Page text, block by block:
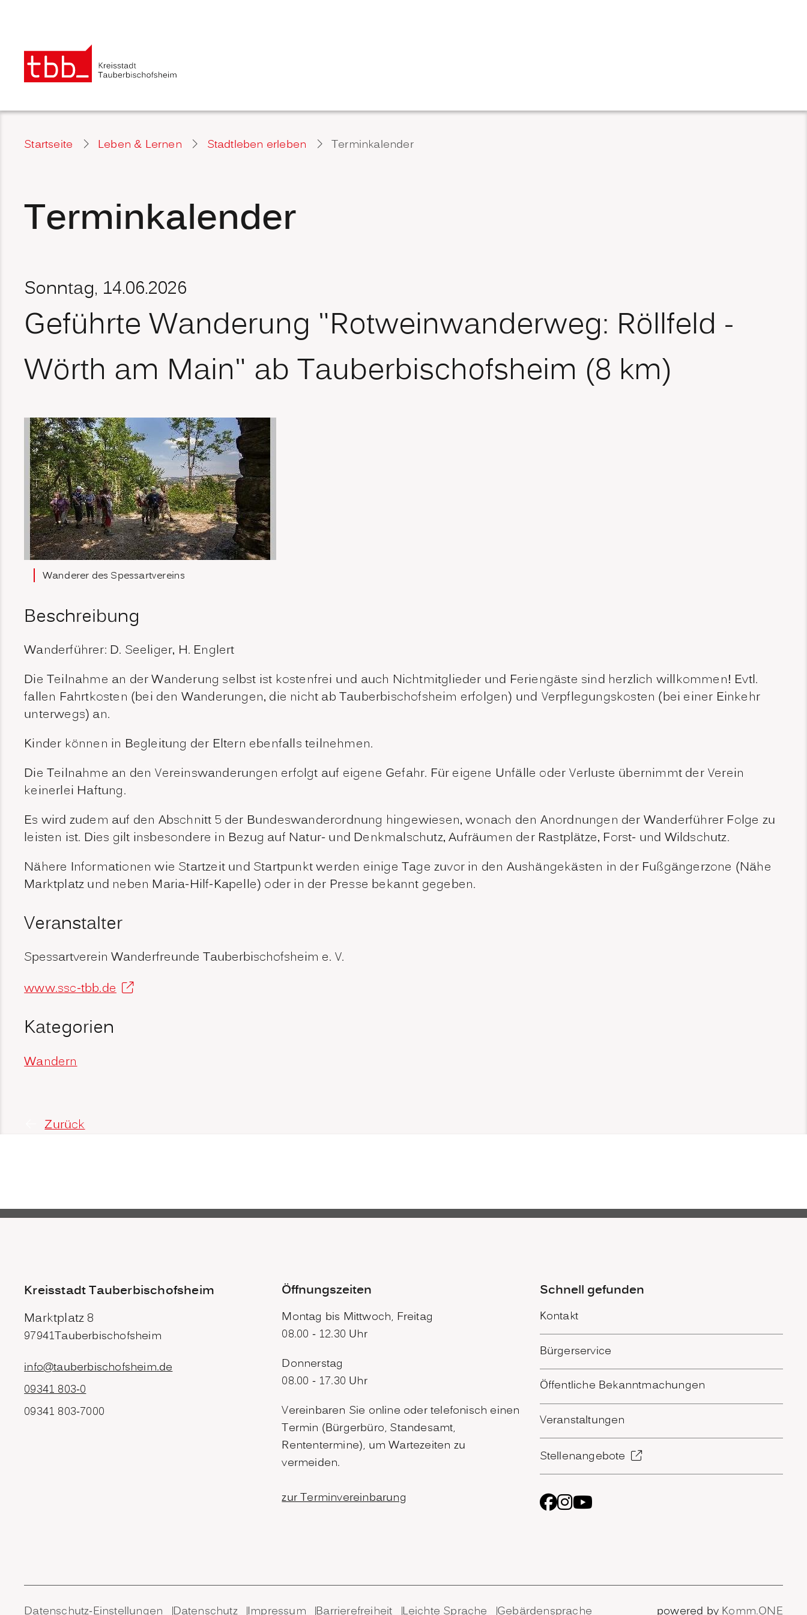
Startseite Leben & Lernen Stadtleben erleben Terminkalender
Terminkalender
Sonntag, 14.06.2026
Geführte Wanderung "Rotweinwanderweg: Röllfeld -
Wörth am Main" ab Tauberbischofsheim (8 km)
Wanderer des Spessartvereins
Beschreibung
Wanderführer: D. Seeliger, H. Englert
Die Teilnahme an der Wanderung selbst ist kostenfrei und auch Nichtmitglieder und Feriengäste sind herzlich willkommen! Evtl.
fallen Fahrtkosten (bei den Wanderungen, die nicht ab Tauberbischofsheim erfolgen) und Verpflegungskosten (bei einer Einkehr
unterwegs) an.
Kinder können in Begleitung der Eltern ebenfalls teilnehmen.
Die Teilnahme an den Vereinswanderungen erfolgt auf eigene Gefahr. Für eigene Unfälle oder Verluste übernimmt der Verein
keinerlei Haftung.
Es wird zudem auf den Abschnitt 5 der Bundeswanderordnung hingewiesen, wonach den Anordnungen der Wanderführer Folge zu
leisten ist. Dies gilt insbesondere in Bezug auf Natur- und Denkmalschutz, Aufräumen der Rastplätze, Forst- und Wildschutz.
Nähere Informationen wie Startzeit und Startpunkt werden einige Tage zuvor in den Aushängekästen in der Fußgängerzone (Nähe
Marktplatz und neben Maria-Hilf-Kapelle) oder in der Presse bekannt gegeben.
Veranstalter
Spessartverein Wanderfreunde Tauberbischofsheim e. V.
www.ssc-tbb.de
Kategorien
Wandern
Zurück
Kreisstadt Tauberbischofsheim
Marktplatz 8
97941Tauberbischofsheim
info@tauberbischofsheim.de
09341 803-0
09341 803-7000
Öffnungszeiten
Montag bis Mittwoch, Freitag
08.00 - 12.30 Uhr
Donnerstag
08.00 - 17.30 Uhr
Vereinbaren Sie online oder telefonisch einen
Termin (Bürgerbüro, Standesamt,
Rententermine), um Wartezeiten zu
vermeiden.
zur Terminvereinbarung
Schnell gefunden
Kontakt
Bürgerservice
Öffentliche Bekanntmachungen
Veranstaltungen
Stellenangebote
Datenschutz-Einstellungen Datenschutz Impressum Barrierefreiheit Leichte Sprache Gebärdensprache powered by Komm.ONE